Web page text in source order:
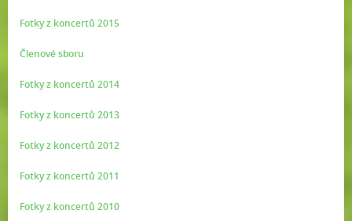
Fotky z koncertů 2015
Členové sboru
Fotky z koncertů 2014
Fotky z koncertů 2013
Fotky z koncertů 2012
Fotky z koncertů 2011
Fotky z koncertů 2010